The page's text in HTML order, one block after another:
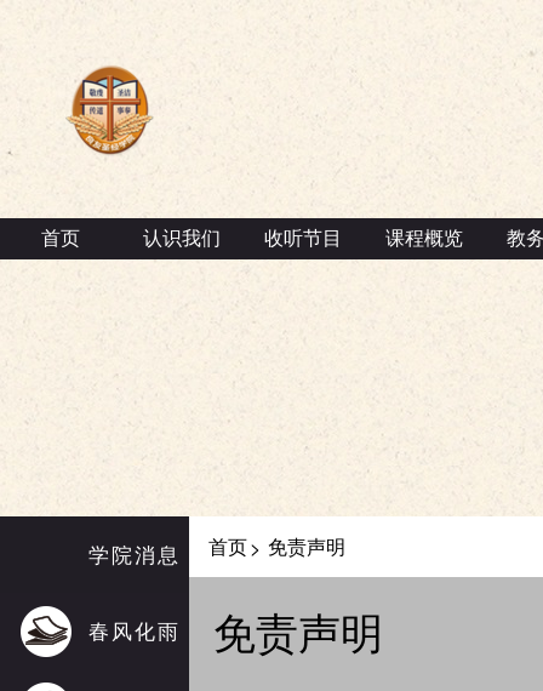
首页 认识我们 收听节目 课程概览 教
学院消息
春风化雨
首页> 免责声明
免责声明